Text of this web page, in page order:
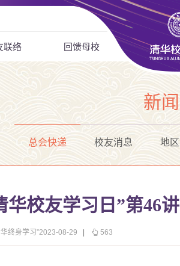
联络 回馈母校
新
总会快递 校友消息 地
华校友学习日”第46
终身学习”2023-08-29 563